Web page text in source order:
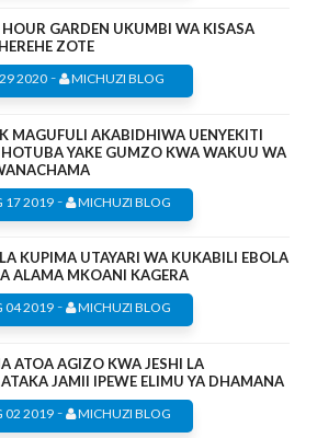
HOUR GARDEN UKUMBI WA KISASA
ZOTE
2020- MICHUZI BLOG
MAGUFULI AKABIDHIWA UENYEKITI
HOTUBA YAKE GUMZO KWA WAKUU WA
17 2019- MICHUZI BLOG
KUPIMA UTAYARI WA KUKABILI EBOLA
ALAMA MKOANI KAGERA
04 2019- MICHUZI BLOG
ATOA AGIZO KWA JESHI LA
JAMII IPEWE ELIMU YA DHAMANA
02 2019- MICHUZI BLOG